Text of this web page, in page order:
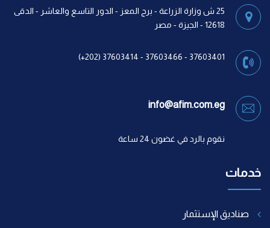
25 ش وزارة الزراعة - برج المعز - الدور التاسع والعاشر - الدقى
12618 - الجيزة - مصر
37603401 - 37603466 - 37603414 (202+)
info@afim.com.eg
نقوم بالرد في غضون 24 ساعة
خدمات
صناديق الإستثمار